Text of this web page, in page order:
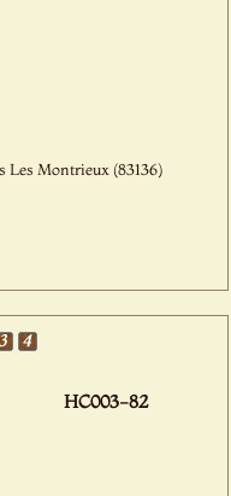
Les Montrieux (83136)
HC003-82